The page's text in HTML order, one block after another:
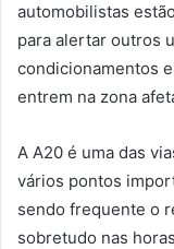
automobilistas
para alertar outros
condicionamentos
entrem na zona
A A20 é uma das
vários pontos
sendo frequente o
sobretudo nas